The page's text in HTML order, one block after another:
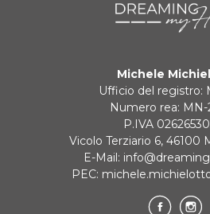
Michele
Ufficio del registro:
Numero rea: MN-
P.IVA
Vicolo Terziario 6, 46100
E-Mail:
PEC: